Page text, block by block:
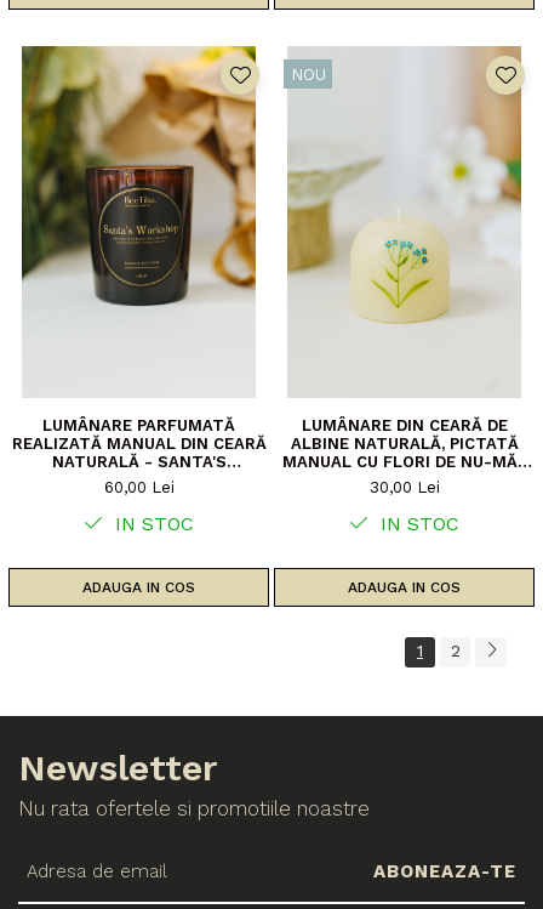
LUMÂNARE PARFUMATĂ
REALIZATĂ MANUAL DIN CEARĂ
NATURALĂ - SANTA'S
WORKSHOP
60,00 Lei
IN STOC
ADAUGA IN COS
NOU
LUMÂNARE DIN CEARĂ DE
ALBINE NATURALĂ, PICTATĂ
MANUAL CU FLORI DE NU-MĂ-
UITA
30,00 Lei
IN STOC
ADAUGA IN COS
1 2
Newsletter
Nu rata ofertele si promotiile noastre